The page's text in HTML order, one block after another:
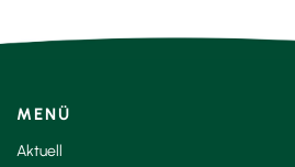
MENÜ
Aktuell